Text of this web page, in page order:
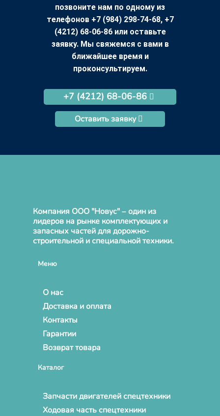
позвоните нам по одному из
телефонов +7 (984) 298-74-68, +7
(4212) 68-06-86 или оставьте
заявку. Мы свяжемся с вами в
ближайшее время и
проконсультируем.
+7 (4212) 68-06-86
Оставить заявку
Компания ООО "Новус" – один из
лидеров на рынке комплектующих и
запасных частей для дорожно-
строительной и специальной техники.
Меню
О нас
Доставка и оплата
Контакты
Гарантии
Возврат товара
Каталог
Запчасти двигателей спецтехники
Ходовая часть спецтехники